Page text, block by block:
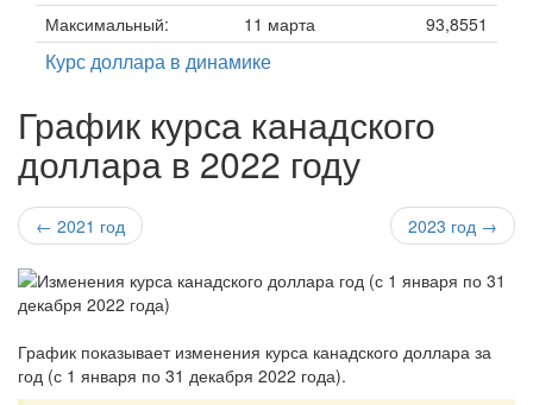
Максимальный:
11 марта 93,8551
Курс доллара в динамике
График курса канадского
доллара в 2022 году
← 2021 год 2023 год →
График показывает изменения курса канадского доллара за
год (с 1 января по 31 декабря 2022 года).